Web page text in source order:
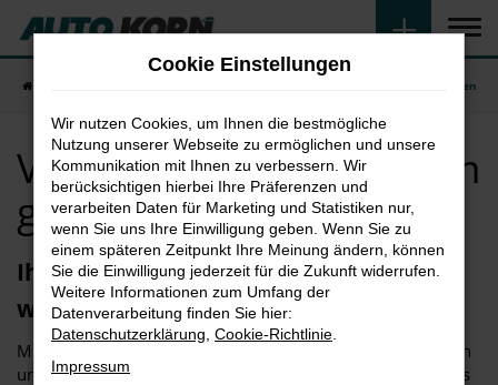
Zum
Hauptinhalt
VW Crafter in Rosenheim günstig kaufen
VW Crafter in Rosenheim
günstig kaufen
Ihr neuer VW Crafter in Rosenheim
wartet.
Mit einem VW Crafter in Rosenheim erwerben Sie ein durch
und durch überzeugendes Fahrzeug. Sowohl das Design als
Cookie Einstellungen
Wir nutzen Cookies, um Ihnen die bestmögliche
Nutzung unserer Webseite zu ermöglichen und unsere
Kommunikation mit Ihnen zu verbessern. Wir
berücksichtigen hierbei Ihre Präferenzen und
verarbeiten Daten für Marketing und Statistiken nur,
wenn Sie uns Ihre Einwilligung geben. Wenn Sie zu
einem späteren Zeitpunkt Ihre Meinung ändern, können
Sie die Einwilligung jederzeit für die Zukunft widerrufen.
Weitere Informationen zum Umfang der
Datenverarbeitung finden Sie hier:
Datenschutzerklärung Cookie-Richtlinie
Impressum